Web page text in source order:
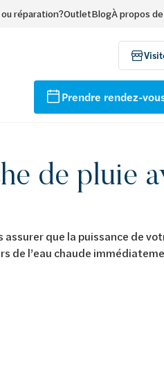
réparation?OutletBlogÀ propos
Prendre rendez-
de pluie
assurer que la puissance de
l’eau chaude